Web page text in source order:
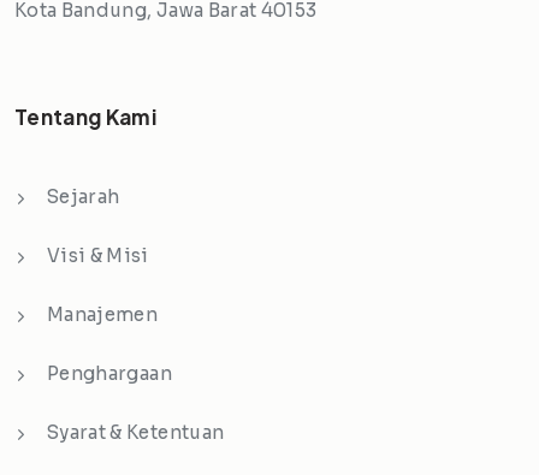
Kota Bandung, Jawa Barat 40153
Tentang Kami
Sejarah
Visi & Misi
Manajemen
Penghargaan
Syarat & Ketentuan